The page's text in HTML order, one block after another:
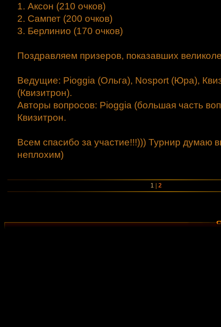
1. Аксон (210 очков)
2. Сампет (200 очков)
3. Берлинио (170 очков)
Поздравляем призеров, показавших
Ведущие: Pioggia (Ольга), Nosport (Юра),
(Квизитрон).
Авторы вопросов: Pioggia (большая часть
Квизитрон.
Всем спасибо за участие!!!))) Турнир думаю
неплохим)
1 2